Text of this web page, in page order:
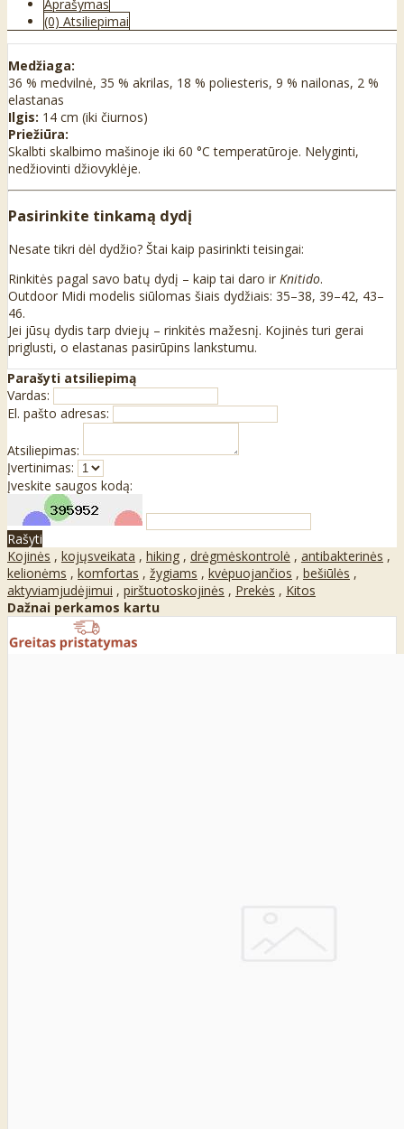
Aprašymas
(0) Atsiliepimai
Medžiaga:
36 % medvilnė, 35 % akrilas, 18 % poliesteris, 9 % nailonas, 2 %
elastanas
Ilgis: 14 cm (iki čiurnos)
Priežiūra:
Skalbti skalbimo mašinoje iki 60 °C temperatūroje. Nelyginti,
nedžiovinti džiovyklėje.
Pasirinkite tinkamą dydį
Nesate tikri dėl dydžio? Štai kaip pasirinkti teisingai:
Rinkitės pagal savo batų dydį – kaip tai daro ir Knitido.
Outdoor Midi modelis siūlomas šiais dydžiais: 35–38, 39–42, 43–
46.
Jei jūsų dydis tarp dviejų – rinkitės mažesnį. Kojinės turi gerai
priglusti, o elastanas pasirūpins lankstumu.
Parašyti atsiliepimą
Vardas:
El. pašto adresas:
Atsiliepimas:
Įvertinimas:
Įveskite saugos kodą:
Rašyti
Kojinės , kojųsveikata , hiking , drėgmėskontrolė , antibakterinės ,
kelionėms , komfortas , žygiams , kvėpuojančios , bešiūlės ,
aktyviamjudėjimui , pirštuotoskojinės , Prekės , Kitos
Dažnai perkamos kartu